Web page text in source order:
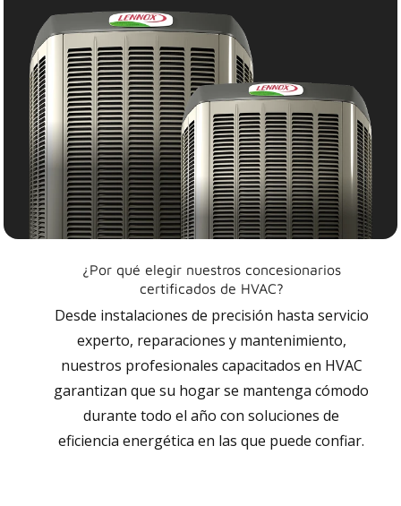
¿Por qué elegir nuestros concesionarios
certificados de HVAC?
Desde instalaciones de precisión hasta servicio
experto, reparaciones y mantenimiento,
nuestros profesionales capacitados en HVAC
garantizan que su hogar se mantenga cómodo
durante todo el año con soluciones de
eficiencia energética en las que puede confiar.